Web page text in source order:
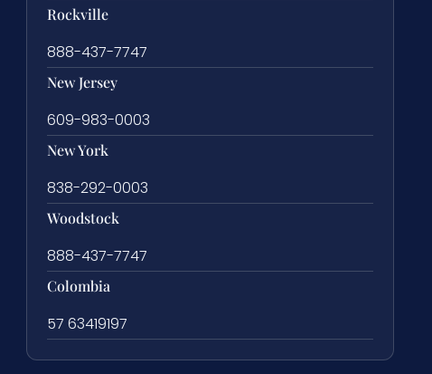
Rockville
888-437-7747
New Jersey
609-983-0003
New York
838-292-0003
Woodstock
888-437-7747
Colombia
57 63419197